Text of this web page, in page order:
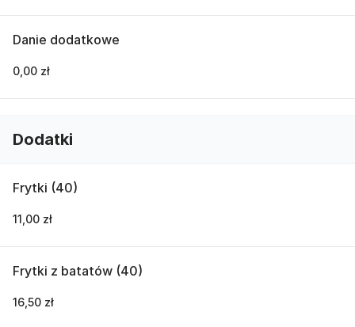
Danie dodatkowe
0,00 zł
Dodatki
Frytki (40)
11,00 zł
Frytki z batatów (40)
16,50 zł